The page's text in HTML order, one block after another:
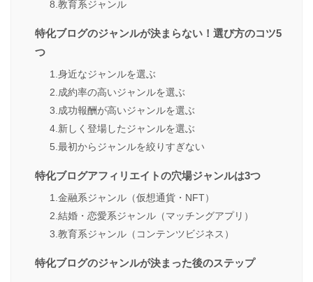
8.教育系ジャンル
特化ブログのジャンルが決まらない！選び方のコツ5
つ
1.身近なジャンルを選ぶ
2.成約率の高いジャンルを選ぶ
3.成功報酬が高いジャンルを選ぶ
4.新しく登場したジャンルを選ぶ
5.最初からジャンルを絞りすぎない
特化ブログアフィリエイトの穴場ジャンルは3つ
1.金融系ジャンル（仮想通貨・NFT）
2.結婚・恋愛系ジャンル（マッチングアプリ）
3.教育系ジャンル（コンテンツビジネス）
特化ブログのジャンルが決まった後のステップ